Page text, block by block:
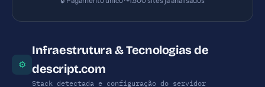
⚙
Infraestrutura & Tecnologias de
descript.com
Stack detectada e configuração do servidor